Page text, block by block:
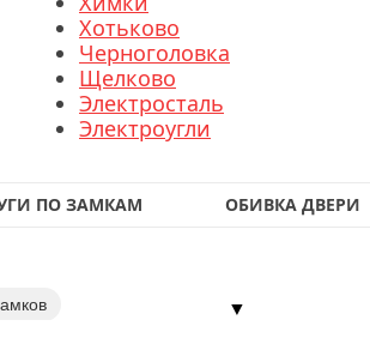
Хотьково
Черноголовка
Щелково
Электросталь
Электроугли
ПО ЗАМКАМ ОБИВКА ДВЕРИ
▼